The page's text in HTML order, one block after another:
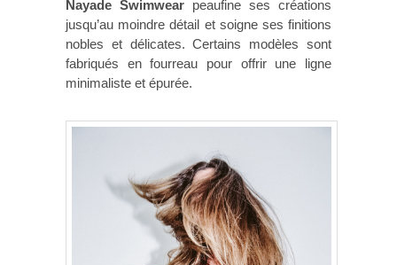
Nayade Swimwear peaufine ses créations
jusqu’au moindre détail et soigne ses finitions
nobles et délicates. Certains modèles sont
fabriqués en fourreau pour offrir une ligne
minimaliste et épurée.